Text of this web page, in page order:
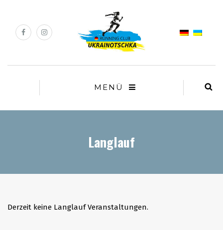
MENÜ
Langlauf
Derzeit keine Langlauf Veranstaltungen.